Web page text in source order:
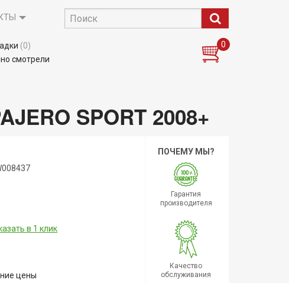
(0)
смотрели
0
SPORT 2008+
в 1 клик
цены
ПОЧЕМУ МЫ?
Гарантия
производителя
Качество
обслуживания